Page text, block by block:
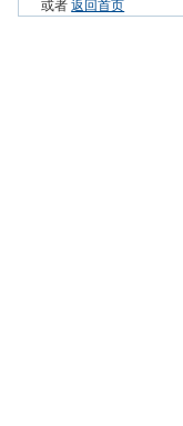
或者返回首页